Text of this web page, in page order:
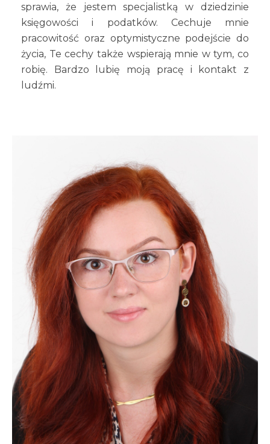
sprawia, że jestem specjalistką w dziedzinie
księgowości i podatków. Cechuje mnie
pracowitość oraz optymistyczne podejście do
życia, Te cechy także wspierają mnie w tym, co
robię. Bardzo lubię moją pracę i kontakt z
ludźmi.